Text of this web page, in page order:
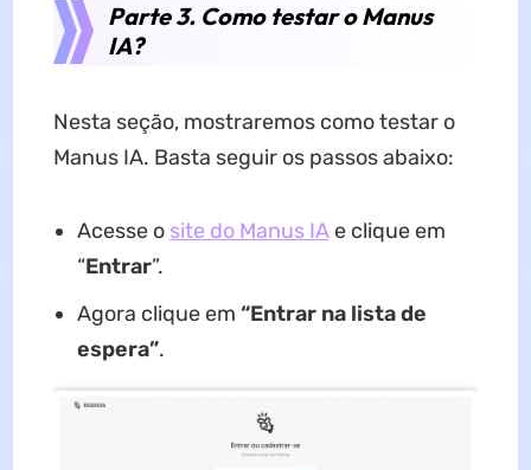
Parte 3. Como testar o Manus
IA?
Nesta seção, mostraremos como testar o
Manus IA. Basta seguir os passos abaixo:
Acesse o site do Manus IAe clique em
“Entrar”.
Agora clique em “Entrar na lista de
espera”.